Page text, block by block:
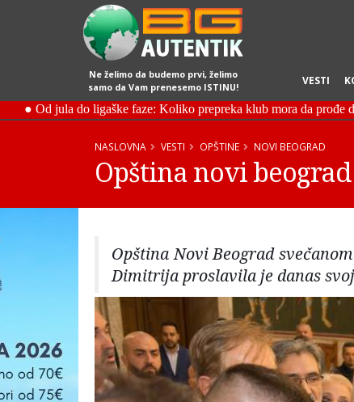
Ne želimo da budemo prvi, želimo
samo da Vam prenesemo ISTINU!
VESTI
NASLOVNA VESTI OPŠTINE NOVI BEOGRAD
Opština novi
Opština Novi Beograd
Dimitrija proslavila je danas